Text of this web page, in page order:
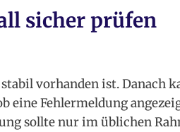
sicher prüfen
vorhanden ist. Danach
eine Fehlermeldung
sollte nur im üblichen